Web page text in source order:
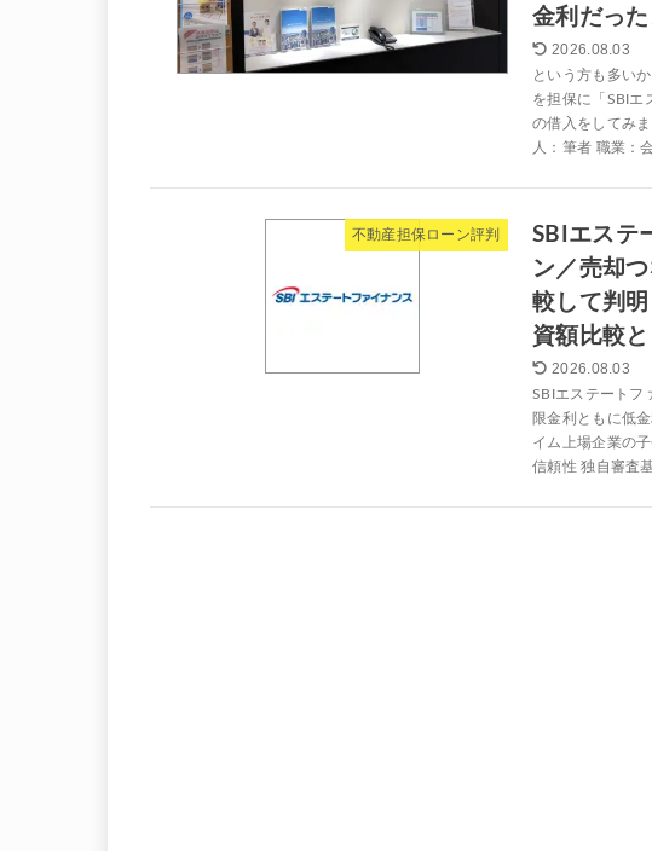
金利だった
2026.08.03
という方も多い
を担保に「SBIエ
の借入をしてみ
人：筆者 職業：
不動産担保ローン評判
SBIエステ
ン／売却
較して判
資額比較
2026.08.03
SBIエステートフ
限金利ともに低
イム上場企業の
信頼性 独自審査基